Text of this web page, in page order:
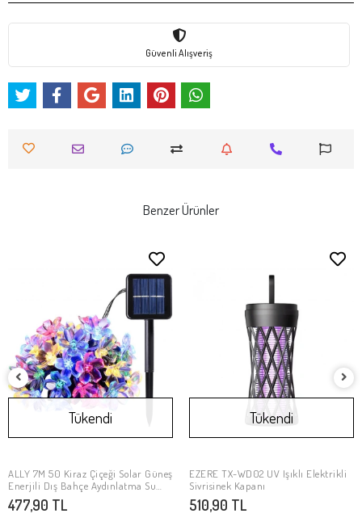
Güvenli Alışveriş
Benzer Ürünler
Stokta Yok
Tükendi
ALLY 7M 50 Kiraz Çiçeği Solar Güneş
Enerjili Dış Bahçe Aydınlatma Su
Geçirmez Led
477,90 TL
Stokta Yok
Tükendi
EZERE TX-WD02 UV Işıklı Elektrikli
Sivrisinek Kapanı
510,90 TL